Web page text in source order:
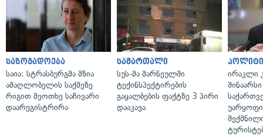
საზოგადოება
საია: სტრასბურგმა მზია
ამაღლობელის საქმეზე
რიგით მეოთხე საჩივარი
დაარეგისტრირა
სამართალი
სუს-მა მარნეულში
ტექინსპექტირების
გაყალბების ფაქტზე 3 პირი
დააკავა
ირაკლი